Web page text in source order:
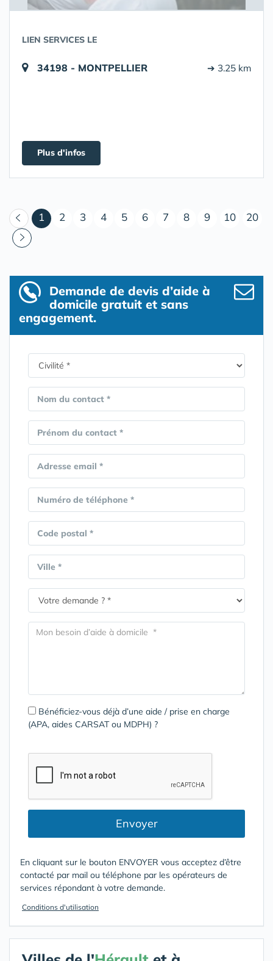
LIEN SERVICES LE
34198 - MONTPELLIER ➔ 3.25 km
Plus d'infos
1 (courant)
2 3 4 5 6 7 8 9 10 20
Demande de devis d’aide à
domicile gratuit et sans
engagement.
Nom du contact *
Prénom du contact *
Adresse email *
Numéro de téléphone *
Code postal *
Ville *
Bénéficiez-vous déjà d’une aide / prise en charge
(APA, aides CARSAT ou MDPH) ?
Envoyer
En cliquant sur le bouton ENVOYER vous acceptez d’être
contacté par mail ou téléphone par les opérateurs de
services répondant à votre demande.
Conditions d'utilisation